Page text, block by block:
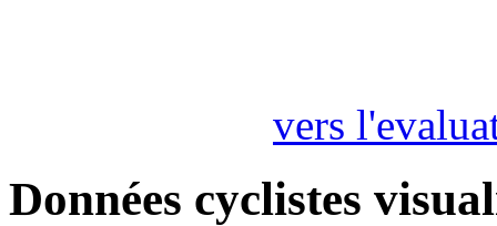
vers
Données cyclistes